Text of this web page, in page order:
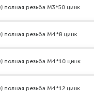
резьба М3*50 цинк
резьба М4*8 цинк
резьба М4*10 цинк
резьба М4*12 цинк